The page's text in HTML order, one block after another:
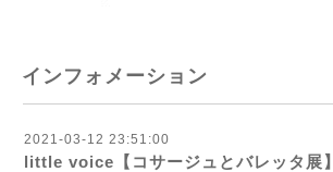
インフォメーション
2021-03-12 23:51:00
little voice【コサージュとバレッタ展】